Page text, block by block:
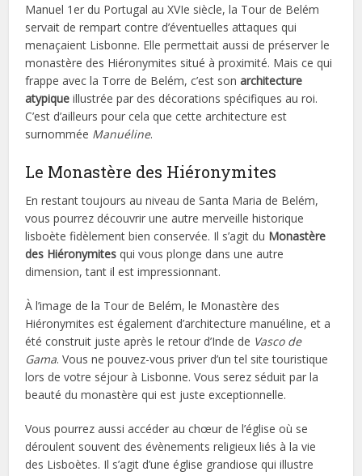
Manuel 1er du Portugal au XVIe siècle, la Tour de Belém
servait de rempart contre d’éventuelles attaques qui
menaçaient Lisbonne. Elle permettait aussi de préserver le
monastère des Hiéronymites situé à proximité. Mais ce qui
frappe avec la Torre de Belém, c’est sonarchitecture
atypique illustrée par des décorations spécifiques au roi.
C’est d’ailleurs pour cela que cette architecture est
surnommée Manuéline.
Le Monastère des Hiéronymites
En restant toujours au niveau de Santa Maria de Belém,
vous pourrez découvrir une autre merveille historique
lisboète fidèlement bien conservée. Il s’agit du Monastère
des Hiéronymites qui vous plonge dans une autre
dimension, tant il est impressionnant.
À l’image de la Tour de Belém, le Monastère des
Hiéronymites est également d’architecture manuéline, et a
été construit juste après le retour d’Inde de Vasco de
Gama. Vous ne pouvez-vous priver d’un tel site touristique
lors de votre séjour à Lisbonne. Vous serez séduit par la
beauté du monastère qui est juste exceptionnelle.
Vous pourrez aussi accéder au chœur de l’église où se
déroulent souvent des évènements religieux liés à la vie
des Lisboètes. Il s’agit d’une église grandiose qui illustre